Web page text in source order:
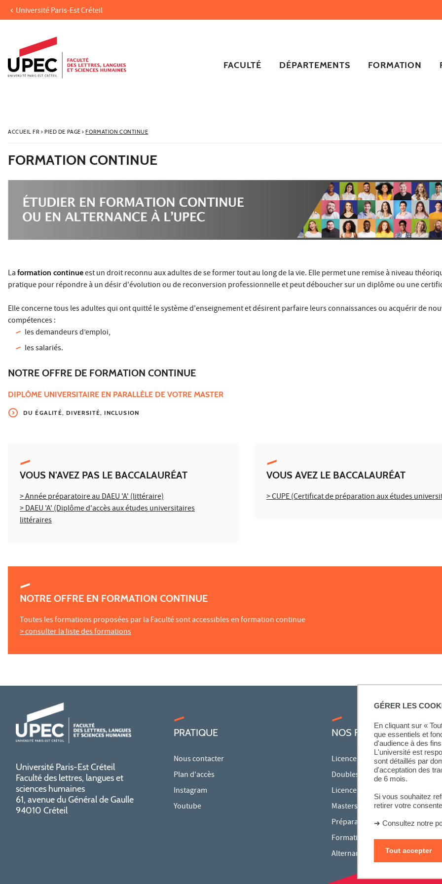
GÉRER LES
En cliquant sur «
que essentiels et
d'audience à des
L'université est
sont détaillés par
d'acceptation des
de 6 mois.
Si vous souhaitez
retirer votre
➜ Consultez notre
Tout accepter
Aller au contenu
Accès directs
Recherche
Université Paris-Est Créteil
FACULTÉ DÉPARTEMENTS FORMATION
ACCUEIL FR› PIED DE PAGE› FORMATION CONTINUE
FORMATION CONTINUE
La formation continueest un droit reconnu aux adultes de se former tout au long de la vie. Elle permet une remise à niveau
pratique pour répondre à un désir d'évolution ou de reconversion professionnelle et peut déboucher sur un diplôme ou une
Elle concerne tous les adultes qui ont quitté le système d'enseignement et désirent parfaire leurs connaissances ou acquérir de
compétences :
les demandeurs d’emploi,
les salariés.
NOTRE OFFRE DE FORMATION CONTINUE
DIPLÔME UNIVERSITAIRE EN PARALLÈLE DE VOTRE MASTER
DU ÉGALITÉ, DIVERSITÉ, INCLUSION
VOUS N'AVEZ PAS LE BACCALAURÉAT
> Année préparatoire au DAEU 'A' (littéraire)
> DAEU 'A' (Diplôme d'accès aux études universitaires
littéraires
VOUS AVEZ LE BACCALAURÉAT
> CUPE (Certificat de préparation aux études
NOTRE OFFRE EN FORMATION CONTINUE
Toutes les formations proposées par la Faculté sont accessibles en formation continue
> consulter la liste des formations
Université Paris-Est Créteil
Faculté des lettres, langues et
sciences humaines
61, avenue du Général de Gaulle
94010 Créteil
PRATIQUE
Nous contacter
Plan d'accès
Instagram
Youtube
NOS FORMATIONS
Licences
Doubles licences
Licences pro
Masters
Préparations aux concours
Formation continue
Alternance